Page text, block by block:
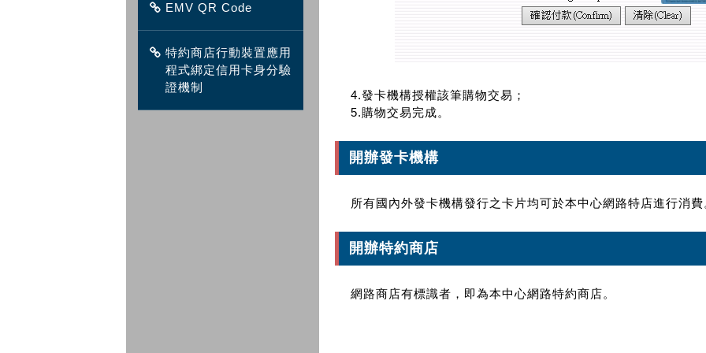
EMV QR Code
特約商店行動裝置應用
程式綁定信用卡身分驗
證機制
4.發卡機構授權該筆購物交易；
5.購物交易完成。
開辦發卡機構
所有國內外發卡機構發行之卡片均可於本中心網路特店進行消費
開辦特約商店
網路商店有標識者，即為本中心網路特約商店。